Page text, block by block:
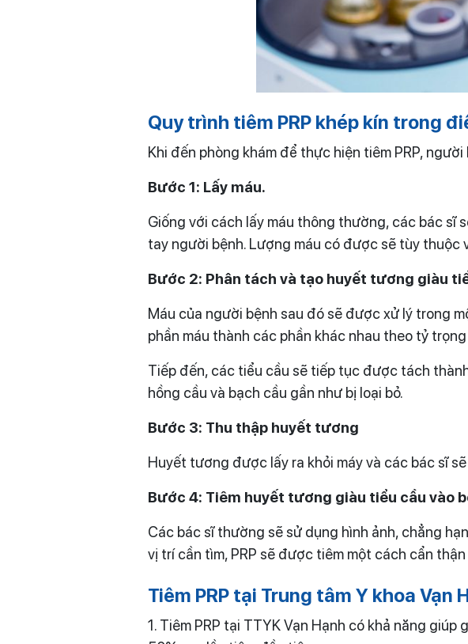
Quy trình tiêm PRP khép kín trong
Khi đến phòng khám để thực hiện tiêm PRP,
Bước 1: Lấy máu.
Giống với cách lấy máu thông thường, các bác sĩ
tay người bệnh. Lượng máu có được sẽ tùy thuộc
Bước 2: Phân tách và tạo huyết tương giàu
Máu của người bệnh sau đó sẽ được xử lý trong
phần máu thành các phần khác nhau theo tỷ
Tiếp đến, các tiểu cầu sẽ tiếp tục được tách
hồng cầu và bạch cầu gần như bị loại bỏ.
Bước 3: Thu thập huyết tương
Huyết tương được lấy ra khỏi máy và các bác sĩ
Bước 4: Tiêm huyết tương giàu tiểu cầu vào
Các bác sĩ thường sẽ sử dụng hình ảnh, chẳng
vị trí cần tìm, PRP sẽ được tiêm một cách cẩn
Tiêm PRP tại Trung tâm Y khoa Vạn
1. Tiêm PRP tại TTYK Vạn Hạnh có khả năng